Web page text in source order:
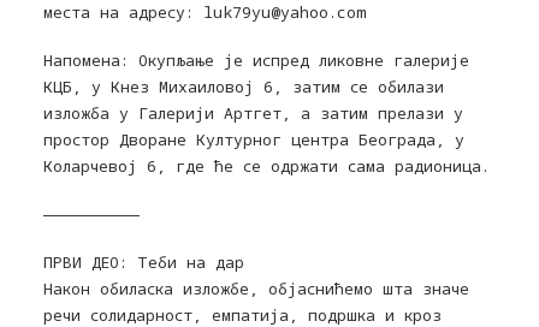
места на адресу: luk79yu@yahoo.com
Напомена: Окупљање је испред ликовне галерије
КЦБ, у Кнез Михаиловој 6, затим се обилази
изложба у Галерији Артгет, а затим прелази у
простор Дворане Културног центра Београда, у
Коларчевој 6, где ће се одржати сама радионица.
——————————
ПРВИ ДЕО: Теби на дар
Након обиласка изложбе, објаснићемо шта значе
речи солидарност, емпатија, подршка и кроз